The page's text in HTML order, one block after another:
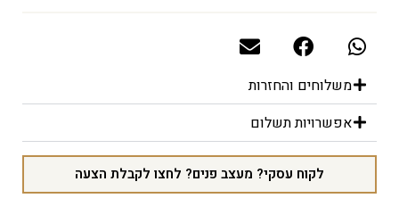
משלוחים והחזרות
אפשרויות תשלום
לקוח עסקי? מעצב פנים? לחצו לקבלת הצעה